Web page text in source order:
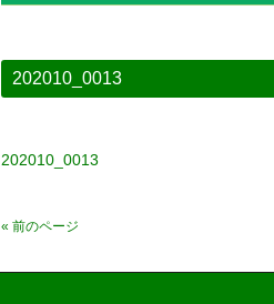
202010_0013
202010_0013
« 前のページ